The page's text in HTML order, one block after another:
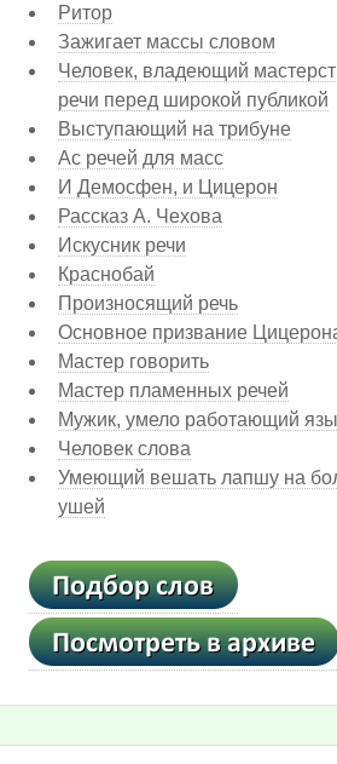
Ритор
Зажигает массы словом
Человек, владеющий
речи перед широкой публикой
Выступающий на трибуне
Ас речей для масс
И Демосфен, и Цицерон
Рассказ А. Чехова
Искусник речи
Краснобай
Произносящий речь
Основное призвание
Мастер говорить
Мастер пламенных речей
Мужик, умело работающий
Человек слова
Умеющий вешать лапшу на
ушей